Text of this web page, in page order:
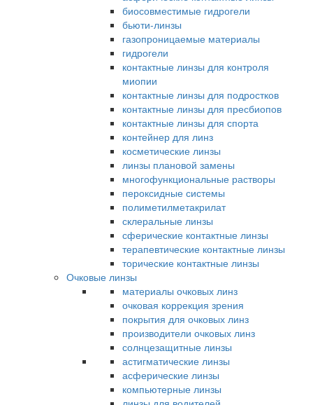
биосовместимые гидрогели
бьюти-линзы
газопроницаемые материалы
гидрогели
контактные линзы для контроля
миопии
контактные линзы для подростков
контактные линзы для пресбиопов
контактные линзы для спорта
контейнер для линз
косметические линзы
линзы плановой замены
многофункциональные растворы
пероксидные системы
полиметилметакрилат
склеральные линзы
сферические контактные линзы
терапевтические контактные линзы
торические контактные линзы
Очковые линзы
материалы очковых линз
очковая коррекция зрения
покрытия для очковых линз
производители очковых линз
солнцезащитные линзы
астигматические линзы
асферические линзы
компьютерные линзы